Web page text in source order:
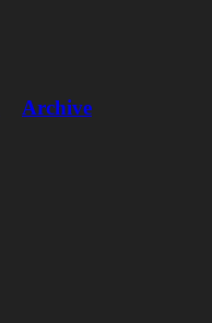
Archive